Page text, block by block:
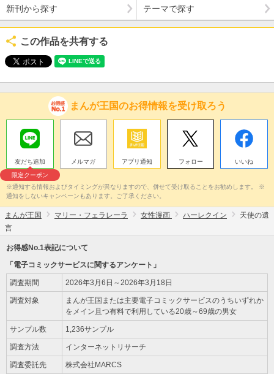
新刊から探す テーマで探す
この作品を共有する
まんが王国のお得情報を受け取ろう
友だち追加
限定クーポン
メルマガ アプリ通知 フォロー いいね
※通知する情報およびタイミングが異なりますので、併せて受け取ることをお勧めします。 ※
通知をしないキャンペーンもあります。ご了承ください。
まんが王国 マリー・フェラレーラ 女性漫画 ハーレクイン
天使の遺
言
お得感No.1表記について
「電子コミックサービスに関するアンケート」
調査期間 2026年3月6日～2026年3月18日
調査対象
まんが王国または主要電子コミックサービスのうちいずれか
をメイン且つ有料で利用している20歳～69歳の男女
サンプル数 1,236サンプル
調査方法 インターネットリサーチ
調査委託先 株式会社MARCS